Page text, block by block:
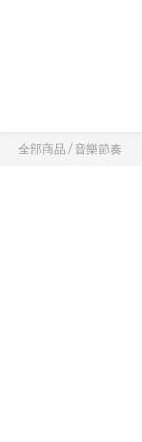
全部商品 /音樂節奏